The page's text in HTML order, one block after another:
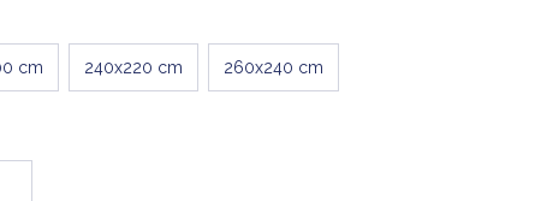
cm 240x220 cm 260x240 cm